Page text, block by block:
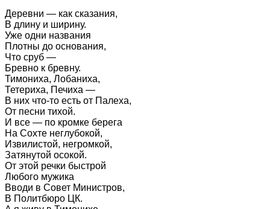
Деревни — как сказания,
В длину и ширину.
Уже одни названия
Плотны до основания,
Что сруб —
Бревно к бревну.
Тимониха, Лобаниха,
Тетериха, Печиха —
В них что-то есть от Палеха,
От песни тихой.
И все — по кромке берега
На Сохте неглубокой,
Извилистой, негромкой,
Затянутой осокой.
От этой речки быстрой
Любого мужика
Вводи в Совет Министров,
В Политбюро ЦК.